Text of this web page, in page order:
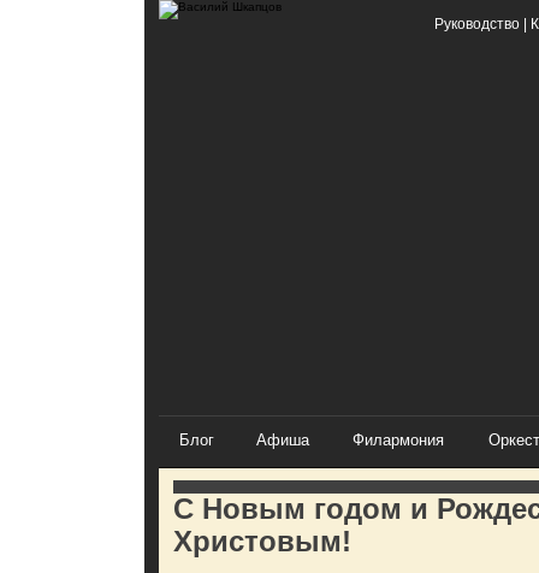
Руководство
Блог Афиша Филармония
С Новым годом и
Христовым!